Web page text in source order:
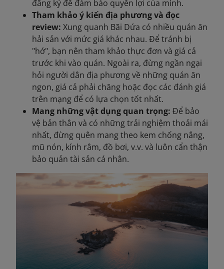
đăng ký để đảm bảo quyền lợi của mình.
Tham khảo ý kiến địa phương và đọc
review: Xung quanh Bãi Dứa có nhiều quán ăn
hải sản với mức giá khác nhau. Để tránh bị
"hớ", bạn nên tham khảo thực đơn và giá cả
trước khi vào quán. Ngoài ra, đừng ngần ngại
hỏi người dân địa phương về những quán ăn
ngon, giá cả phải chăng hoặc đọc các đánh giá
trên mạng để có lựa chọn tốt nhất.
Mang những vật dụng quan trọng: Để bảo
vệ bản thân và có những trải nghiệm thoải mái
nhất, đừng quên mang theo kem chống nắng,
mũ nón, kính râm, đồ bơi, v.v. và luôn cẩn thận
bảo quản tài sản cá nhân.